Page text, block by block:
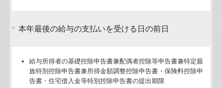
本年最後の給与の支払いを受ける日の前日
給与所得者の基礎控除申告書兼配偶者控除等申告書兼特定親
族特別控除申告書兼所得金額調整控除申告書・保険料控除申
告書・住宅借入金等特別控除申告書の提出期限